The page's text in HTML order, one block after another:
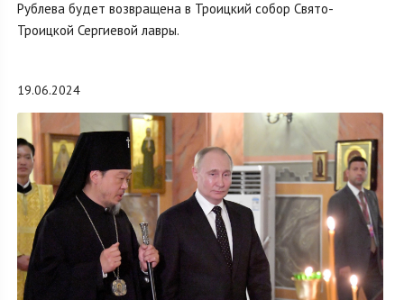
Рублева будет возвращена в Троицкий собор Свято-
Троицкой Сергиевой лавры.
19.06.2024